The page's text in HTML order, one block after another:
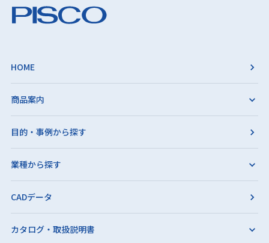
HOME
商品案内
目的・事例から探す
業種から探す
CADデータ
カタログ・取扱説明書